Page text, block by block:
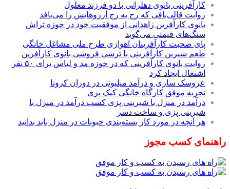
کارآفرینی بانوی دهلرانی با دو فرزند معلول
روایت قالی‌بافی که رج به رج آرزوهایش را می‌بافد
بانوی کارآفرین زاهدانی از موفقیت خود در حوزه تراش
سنگ‌های قیمتی می‌گوید
پای صحبت کارآفرینان اهوازی طرح ملی مشاغل خانگی
طعم شیرین کارآفرینی با ترشی فروشی بانوی کارآفرین
روایت بانوی کارآفرینی که در حوزه مد و لباس برای ۵۰ نفر
اشتغال ایجاد کرد
عروسک سازی و درآمد میلیونی در دوران کرونا
تجربه موفق کارگاه خانگی کیک پزی
درآمد در منزل با شیرینی پزی کسب درآمد در منزل با
شیرینی پزی و ساخت دسر
هر آنچه در مورد کار بسته‌بندی حبوبات در منزل باید بدانید
راهنمای کسب مجوز